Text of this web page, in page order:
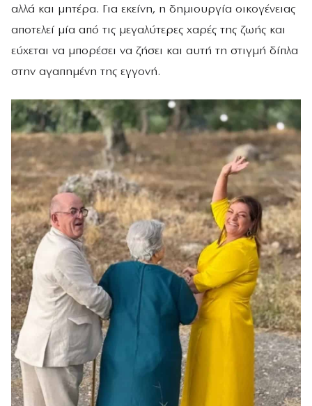
αλλά και μητέρα. Για εκείνη, η δημιουργία οικογένειας
αποτελεί μία από τις μεγαλύτερες χαρές της ζωής και
εύχεται να μπορέσει να ζήσει και αυτή τη στιγμή δίπλα
στην αγαπημένη της εγγονή.